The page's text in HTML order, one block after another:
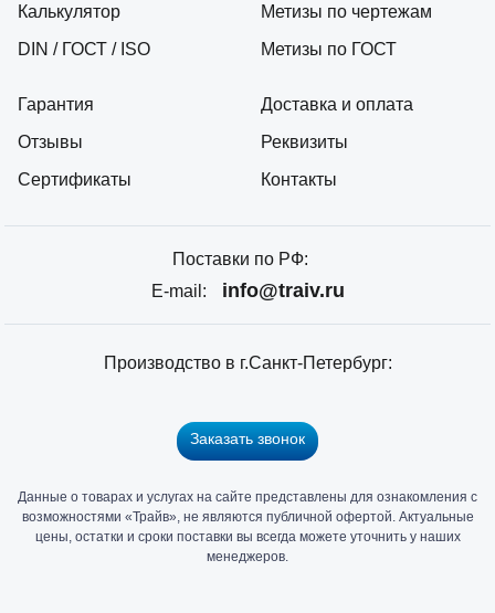
Калькулятор
DIN / ГОСТ / ISO
Гарантия
Отзывы
Сертификаты
Метизы по чертежам
Метизы по ГОСТ
Доставка и оплата
Реквизиты
Контакты
Поставки по РФ:
E-mail:
info@traiv.ru
Производство в г.Санкт-Петербург:
Заказать звонок
Данные о товарах и услугах на сайте представлены для ознакомления с
возможностями «Трайв», не являются публичной офертой. Актуальные
цены, остатки и сроки поставки вы всегда можете уточнить у наших
менеджеров.
Главный